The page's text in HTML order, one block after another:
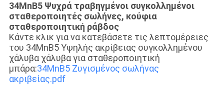
34MnB5 Ψυχρά τραβηγμένοι συγκολλημένοι
σταθεροποιητές σωλήνες, κούφια
σταθεροποιητική ράβδος
Κάντε κλικ για να κατεβάσετε τις λεπτομέρειες
του 34MnB5 Υψηλής ακρίβειας συγκολλημένου
χάλυβα χάλυβα για σταθεροποιητική
μπάρα:34MnB5 Ζυγισμένος σωλήνας
ακριβείας.pdf